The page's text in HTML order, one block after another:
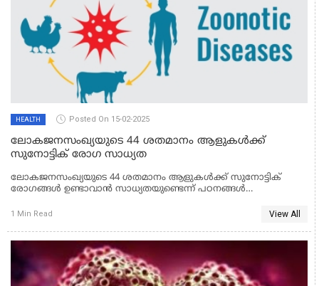
HEALTH Posted On 15-02-2025
ലോകജനസംഖ്യയുടെ 44 ശതമാനം ആളുകള്‍ക്ക്
സുനോട്ടിക് രോഗ സാധ്യത
ലോകജനസംഖ്യയുടെ 44 ശതമാനം ആളുകള്‍ക്ക് സുനോട്ടിക്
രോഗങ്ങള്‍ ഉണ്ടാവാന്‍ സാധ്യതയുണ്ടെന്ന് പഠനങ്ങള്‍
രോഗകാരികള്‍ മൂലമുണ്ടാകുന്ന അസുഖബാധയാണ് സുനോട്ടിക്
1 Min Read View All